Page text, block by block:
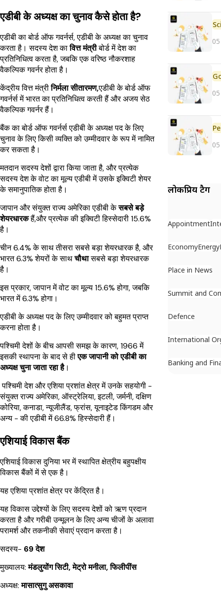
एडीबी के अध्यक्ष का चुनाव कैसे होता है?
एडीबी का बोर्ड ऑफ गवर्नर्स, एडीबी के अध्यक्ष का चुनाव
करता है। सदस्य देश कावित्त मंत्रीबोर्ड में देश का
प्रतिनिधित्व करता है, जबकि एक वरिष्ठ नौकरशाह
वैकल्पिक गवर्नर होता है।
केंद्रीय वित्त मंत्रीनिर्मला सीतारमण,एडीबी केबोर्ड ऑफ
गवर्नर्स में भारत का प्रतिनिधित्व करती हैं और अजय सेठ
वैकल्पिक गवर्नर हैं।
बैंक का बोर्ड ऑफ गवर्नर्स एडीबी के अध्यक्ष पद के लिए
चुनाव के लिए किसी व्यक्ति को उम्मीदवार के रूप में नामित
कर सकता है।
मतदान सदस्य देशों द्वारा किया जाता है, और प्रत्येक
सदस्य देश के वोट का मूल्य एडीबी में उसके इक्विटी शेयर
के समानुपातिक होता है।
जापान और संयुक्त राज्य अमेरिका एडीबी केसबसे बड़े
शेयरधारकहैं,और प्रत्येक की इक्विटी हिस्सेदारी 15.6%
है।
चीन 6.4% के साथ तीसरा सबसे बड़ा शेयरधारक है, और
भारत 6.3% शेयरों के साथचौथासबसे बड़ा शेयरधारक
है।
इस प्रकार, जापान में वोट का मूल्य 15.6% होगा, जबकि
भारत में 6.3% होगा।
एडीबी के अध्यक्ष पद के लिए उम्मीदवार को बहुमत प्राप्त
करना होता है।
पश्चिमी देशों के बीच आपसी समझ के कारण, 1966 में
इसकी स्थापना के बाद से हीएक जापानी को एडीबी का
अध्यक्ष चुना जाता रहा है।
पश्चिमी देश और एशिया प्रशांत क्षेत्र में उनके सहयोगी -
संयुक्त राज्य अमेरिका, ऑस्ट्रेलिया, इटली, जर्मनी, दक्षिण
कोरिया, कनाडा, न्यूजीलैंड, फ्रांस, यूनाइटेड किंगडम और
अन्य - की एडीबी में 66.8% हिस्सेदारी हैं।
एशियाई विकास बैंक
एशियाई विकास दुनिया भर में स्थापित क्षेत्रीय बहुपक्षीय
विकास बैंकों में से एक है।
यह एशिया प्रशांत क्षेत्र पर केंद्रित है।
यह विकास उद्देश्यों के लिए सदस्य देशों को ऋण प्रदान
करता है और गरीबी उन्मूलन के लिए अन्य चीजों के अलावा
परामर्श और तकनीकी सेवाएं प्रदान करता है।
सदस्य- 69 देश
मुख्यालय:मंडलुयोंग सिटी, मेट्रो मनीला, फिलीपींस
अध्यक्ष:मासात्सुगु असकावा
लोकप्रिय टैग
Appointment
EconomyEnergy
Place in News
Summit and
Defence
International
Banking and